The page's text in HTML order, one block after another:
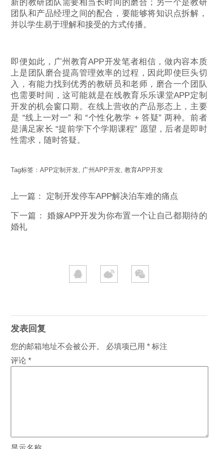
新的教研团队需要相当长时间的磨合；另一个是教研
团队和产品经理之间的配合，要能够将知识点拆解，
并以学生易于理解和接受的方式传播。
即便如此，广州教育APP开发笔者相信，做内容本质
上是团队磨合提高管理效率的过程，因此即使巨头切
入，有能力找到优秀的教研员和老师，磨合一个团队
也需要时间，这可能就是在线教育乐乐课堂APP定制
开发的机会窗口期。在线上营收的产品形态上，主要
是 “线上一对一” 和 “个性化教学 + 答疑” 两种。前者
是满足家长 “提前学下个学期课程” 愿望，后者是即时
性需求，随时答疑。
Tag标签：APP定制开发 广州APP开发 ,教育APP开发
上一篇： 定制开发停车APP解决泊车难的痛点
下一篇：婚嫁APP开发为你布置一个让自己都期待的
婚礼
发表回复
您的邮箱地址不会被公开。 必填项已用* 标注
评论*